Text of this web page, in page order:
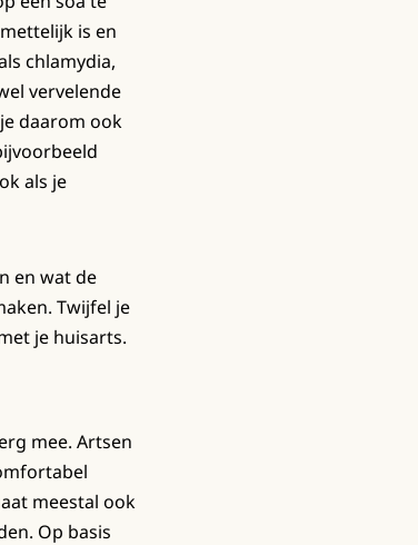
is en
chlamydia,
vervelende
daarom ook
als je
en wat de
Twijfel je
je huisarts.
mee. Artsen
meestal ook
Op basis